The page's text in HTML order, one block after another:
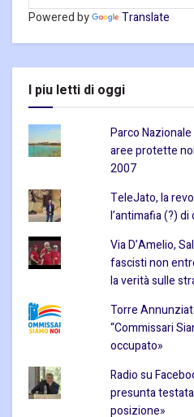
Powered by Translate
I piu letti di oggi
Parco
aree protette
2007
TeleJato, la
l’antimafia (?) di
Via D’Amelio,
fascisti non
la verità sulle
Torre
“Commissari
occupato»
Radio su
presunta
posizione»